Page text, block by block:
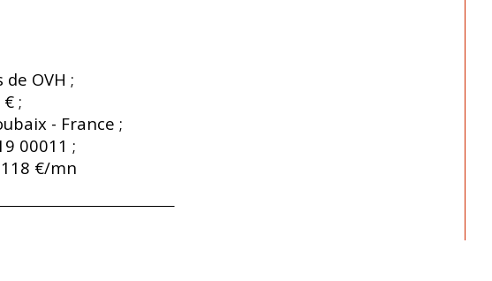
OVH ;
;
- France ;
00011 ;
€/mn